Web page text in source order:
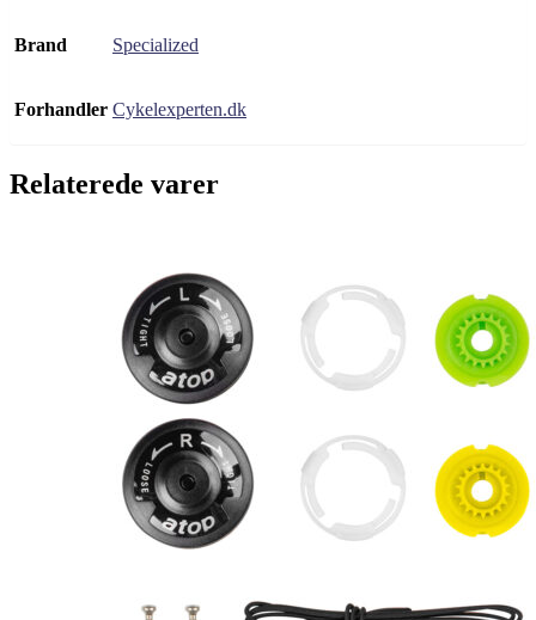
Brand Specialized
Forhandler Cykelexperten.dk
Relaterede varer